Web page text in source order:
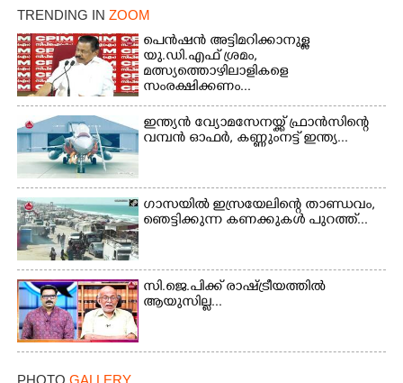
TRENDING IN ZOOM
പെൻഷൻ അട്ടിമറിക്കാനുള്ള
യു.ഡി.എഫ് ശ്രമം,
മത്സ്യത്തൊഴിലാളികളെ
സംരക്ഷിക്കണം...
ഇന്ത്യൻ വ്യോമസേനയ്ക്ക് ഫ്രാൻസിന്റെ
വമ്പൻ ഓഫർ, കണ്ണുംനട്ട് ഇന്ത്യ...
ഗാസയിൽ ഇസ്രയേലിന്റെ താണ്ഡവം,
ഞെട്ടിക്കുന്ന കണക്കുകൾ പുറത്ത്...
സി.ജെ.പിക്ക് രാഷ്ട്രീയത്തിൽ
ആയുസില്ല...
PHOTO GALLERY
Copy Link